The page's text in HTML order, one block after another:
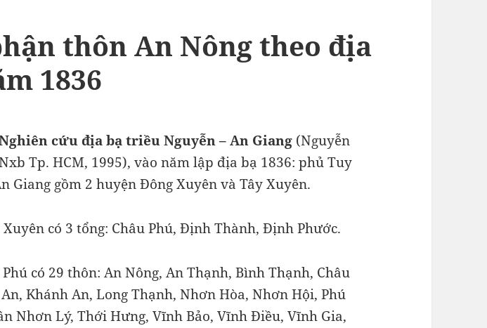
thôn An Nông theo địa
1836
cứu địa bạ triều Nguyễn – An Giang (Nguyễn
Tp. HCM, 1995), vào năm lập địa bạ 1836: phủ Tuy
Giang gồm 2 huyện Đông Xuyên và Tây Xuyên.
có 3 tổng: Châu Phú, Định Thành, Định Phước.
có 29 thôn: An Nông, An Thạnh, Bình Thạnh, Châu
Khánh An, Long Thạnh, Nhơn Hòa, Nhơn Hội, Phú
Nhơn Lý, Thới Hưng, Vĩnh Bảo, Vĩnh Điều, Vĩnh Gia,